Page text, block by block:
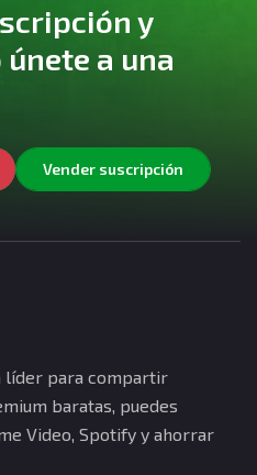
y
a una
Vender suscripción
líder para compartir
baratas, puedes
Video, Spotify y ahorrar